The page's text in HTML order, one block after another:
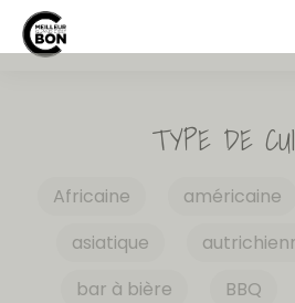
TYPE DE
Africaine américaine
asiatique
bar à bière
BBQ